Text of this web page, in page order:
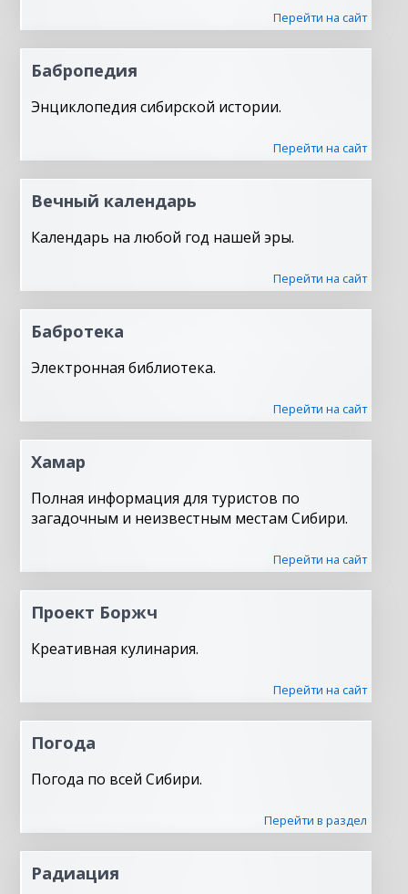
Перейти на сайт
Бабропедия
Энциклопедия сибирской истории.
Перейти на сайт
Вечный календарь
Календарь на любой год нашей эры.
Перейти на сайт
Бабротека
Электронная библиотека.
Перейти на сайт
Хамар
Полная информация для туристов по
загадочным и неизвестным местам Сибири.
Перейти на сайт
Проект Боржч
Креативная кулинария.
Перейти на сайт
Погода
Погода по всей Сибири.
Перейти в раздел
Радиация